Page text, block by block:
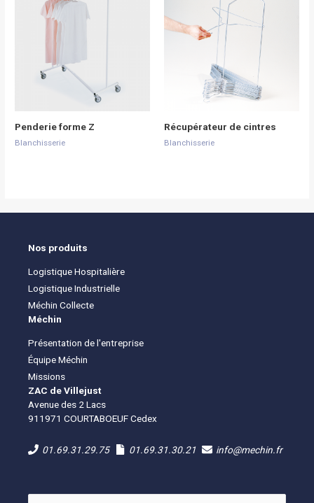
Penderie forme Z
Blanchisserie
Récupérateur de cintres
Blanchisserie
Nos produits
Logistique Hospitalière
Logistique Industrielle
Méchin Collecte
Méchin
Présentation de l'entreprise
Équipe Méchin
Missions
ZAC de Villejust
Avenue des 2 Lacs
911971 COURTABOEUF Cedex
01.69.31.29.75 01.69.31.30.21 info@mechin.fr